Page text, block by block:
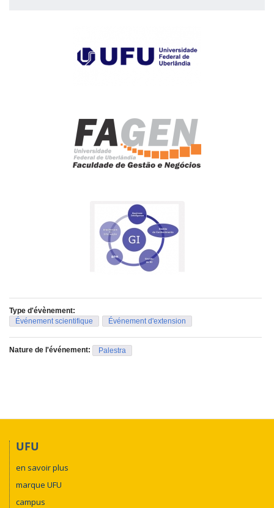
Type d'évènement:
Événement scientifique
Événement d'extension
Nature de l'événement: Palestra
UFU
en savoir plus
marque UFU
campus